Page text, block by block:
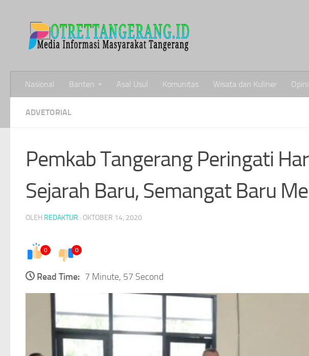
Nasional Banten Asal Usul Komunitas Wisata dan Kuliner Opini
ADVETORIAL
Pemkab Tangerang Peringati
Sejarah Baru, Semangat Baru
OLEH REDAKTUR · OKTOBER 14, 2020
0 0
Read Time: 7 Minute, 57 Second